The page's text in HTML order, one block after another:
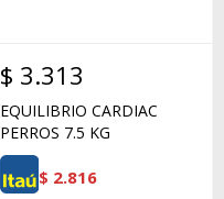
$ 3.313
EQUILIBRIO CARDIAC
PERROS 7.5 KG
$ 2.816